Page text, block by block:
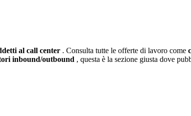
al call center . Consulta tutte le offerte di lavoro come
inbound/outbound , questa è la sezione giusta dove